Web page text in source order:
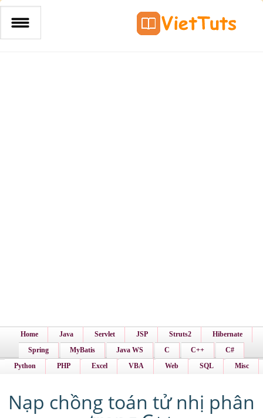
Home Java Servlet JSP Struts2
Hibernate
Spring
MyBatis Java WS C C++
C#
Python
PHP Excel VBA Web SQL Misc
Nạp chồng toán tử nhị phân